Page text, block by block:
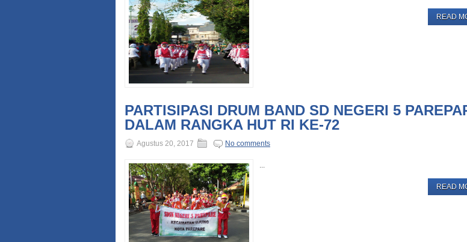
READ
PARTISIPASI DRUM BAND SD NEGERI 5
DALAM RANGKA HUT RI KE-72
Agustus 20, 2017 No comments
...
READ